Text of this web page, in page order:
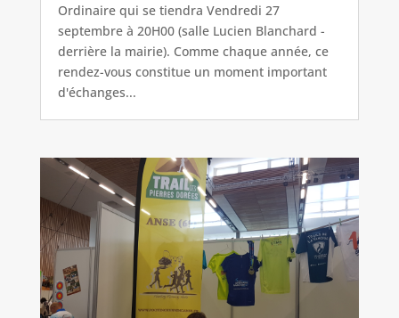
Ordinaire qui se tiendra Vendredi 27
septembre à 20H00 (salle Lucien Blanchard -
derrière la mairie). Comme chaque année, ce
rendez-vous constitue un moment important
d'échanges...